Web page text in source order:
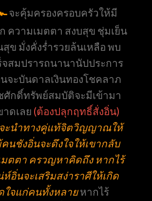
จะคุ้มครองครอบครัวให้มี
ความเมตตา สงบสุข ชุ่มเย็น
ข มั่งคั่งร่ำรวยล้นเหลือ พบ
จสมปรารถนานานัปประการ
จะบันดาลเงินทองโชคลาภ
ศักดิ์ทรัพย์สมบัติจะมีเข้ามา
ดเลย (ต้องปลุกฤทธิ์สั่งอิ่น)
ะนำทางคู่แท้จิตวิญญาณให้
นชังอิ่นจะดึงใจให้เขากลับ
มตตา ครวญหาคิดถึง หากไร้
ห์อิ่นจะเสริมสง่าราศีให้เกิด
ใจแก่คนทั้งหลายหากไร้